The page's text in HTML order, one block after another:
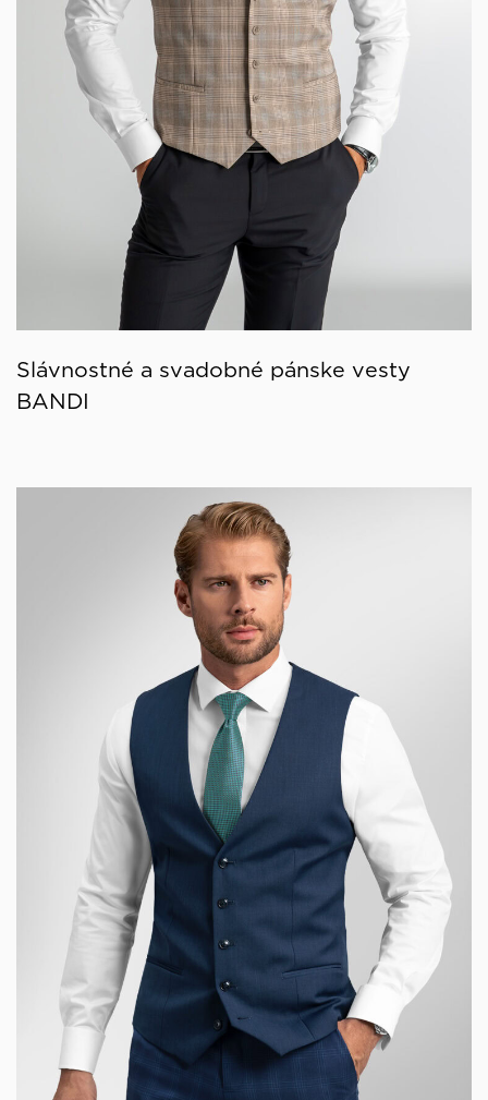
Slávnostné a svadobné pánske vesty
BANDI